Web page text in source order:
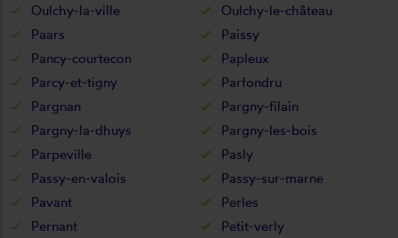
Oulchy-la-ville
Oulchy-le-château
Paars
Paissy
Pancy-courtecon
Papleux
Parcy-et-tigny
Parfondru
Pargnan
Pargny-filain
Pargny-la-dhuys
Pargny-les-bois
Parpeville
Pasly
Passy-en-valois
Passy-sur-marne
Pavant
Perles
Pernant
Petit-verly